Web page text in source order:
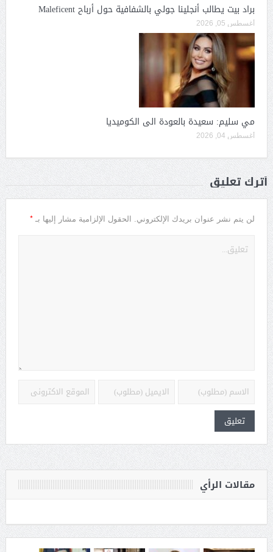
براد بيت يطالب أنجلينا جولي بالشفافية حول أرباح Maleficent
أغسطس 05, 2026
مي سليم: سعيدة بالعودة الى الكوميديا
أغسطس 04, 2026
أترك تعليق
لن يتم نشر عنوان بريدك الإلكتروني. الحقول الإلزامية مشار إليها بـ *
مقالات الرأي